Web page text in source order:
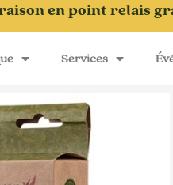
en point relais
Services